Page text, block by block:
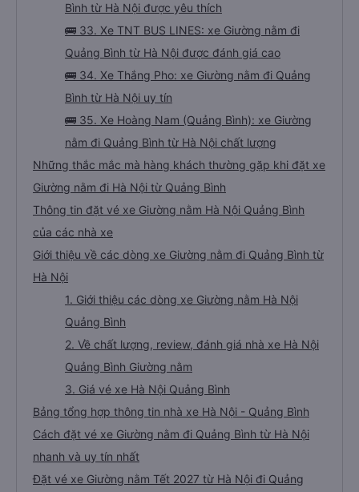
Bình từ Hà Nội được yêu thích
🚌 33. Xe TNT BUS LINES: xe Giường nằm đi
Quảng Bình từ Hà Nội được đánh giá cao
🚌 34. Xe Thắng Pho: xe Giường nằm đi Quảng
Bình từ Hà Nội uy tín
🚌 35. Xe Hoàng Nam (Quảng Bình): xe Giường
nằm đi Quảng Bình từ Hà Nội chất lượng
Những thắc mắc mà hàng khách thường gặp khi đặt xe
Giường nằm đi Hà Nội từ Quảng Bình
Thông tin đặt vé xe Giường nằm Hà Nội Quảng Bình
của các nhà xe
Giới thiệu về các dòng xe Giường nằm đi Quảng Bình từ
Hà Nội
1. Giới thiệu các dòng xe Giường nằm Hà Nội
Quảng Bình
2. Về chất lượng, review, đánh giá nhà xe Hà Nội
Quảng Bình Giường nằm
3. Giá vé xe Hà Nội Quảng Bình
Bảng tổng hợp thông tin nhà xe Hà Nội - Quảng Bình
Cách đặt vé xe Giường nằm đi Quảng Bình từ Hà Nội
nhanh và uy tín nhất
Đặt vé xe Giường nằm Tết 2027 từ Hà Nội đi Quảng